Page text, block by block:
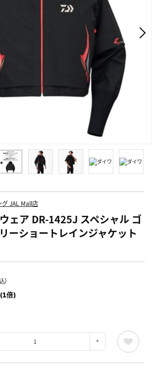
JAL Mall店
ェア DR-1425J スペシャル ゴ
ーショートレインジャケット
）
倍)